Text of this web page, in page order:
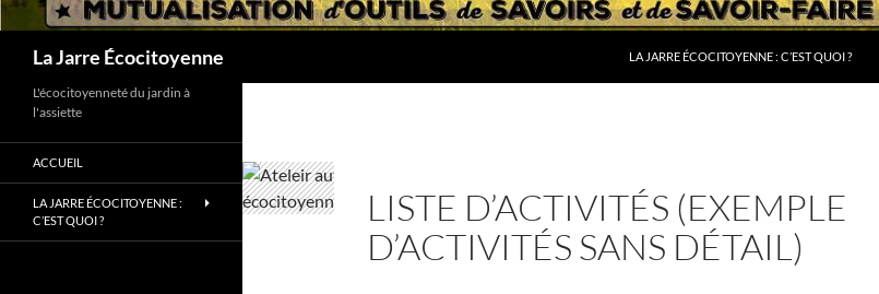
La Jarre Écocitoyenne LA JARRE ÉCOCITOYENNE : C’EST QUOI ?
LISTE D’ACTIVITÉS (EXEMPLE
D’ACTIVITÉS SANS DÉTAIL)
L'écocitoyenneté du jardin à
l'assiette
ACCUEIL
LA JARRE ÉCOCITOYENNE :
C’EST QUOI ?